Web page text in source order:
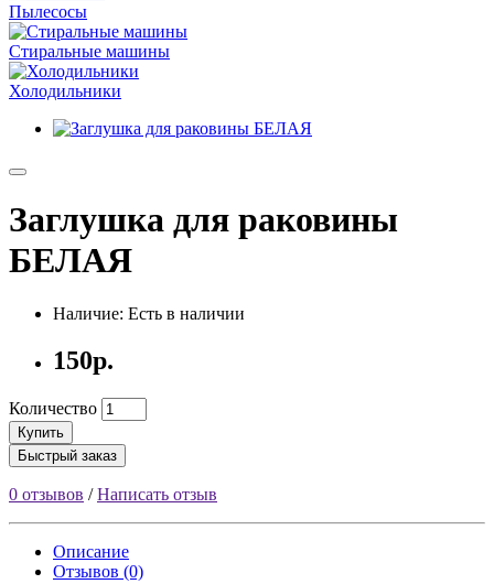
Пылесосы
Стиральные машины
Холодильники
Заглушка для раковины
БЕЛАЯ
Наличие: Есть в наличии
150р.
Количество
Купить
Быстрый заказ
0 отзывов /Написать отзыв
Описание
Отзывов (0)